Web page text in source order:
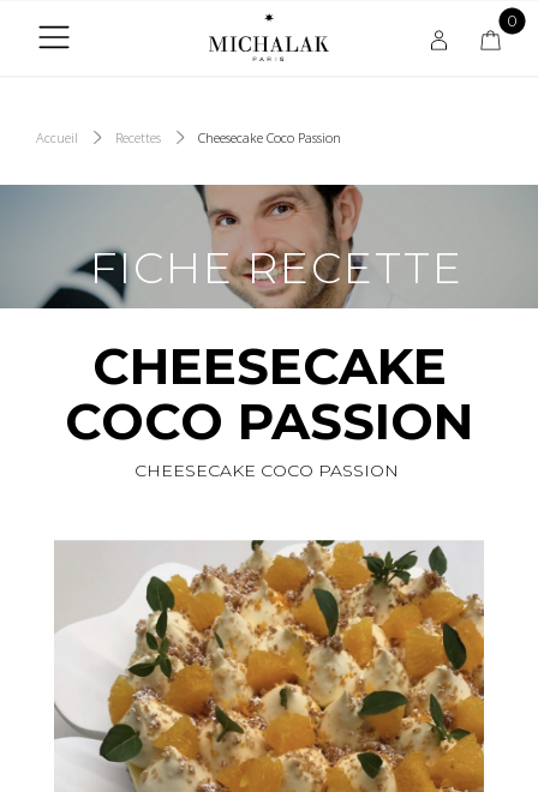
0
Accueil Recettes Cheesecake Coco Passion
FICHE RECETTE
Christophe Michalak
ainsi que les recettes des Chefs de la Michalak
Masterclass.
CHEESECAKE
COCO PASSION
CHEESECAKE COCO PASSION